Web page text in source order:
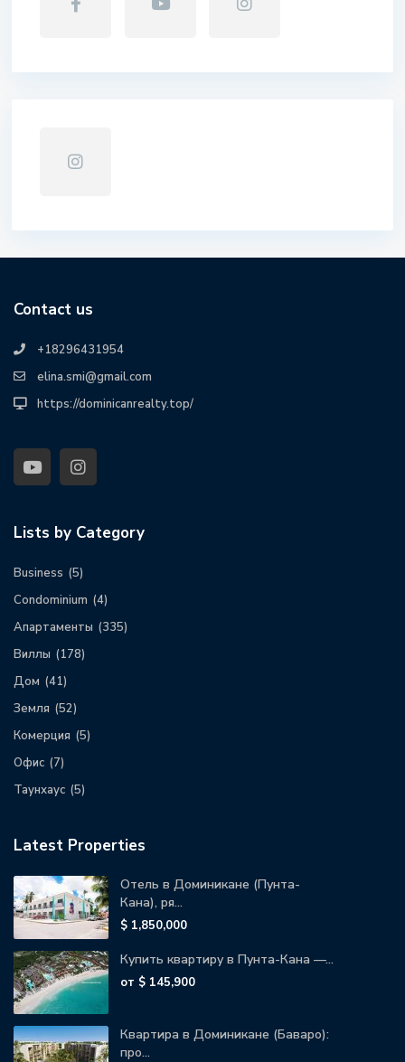
Contact us
+18296431954
elina.smi@gmail.com
https://dominicanrealty.top/
Lists by Category
Business (5)
Condominium (4)
Апартаменты (335)
Виллы (178)
Дом (41)
Земля (52)
Комерция (5)
Офис (7)
Таунхаус (5)
Latest Properties
Отель в Доминикане (Пунта-
Кана), ря...
$ 1,850,000
Купить квартиру в Пунта-Кана —...
от $ 145,900
Квартира в Доминикане (Баваро):
про...